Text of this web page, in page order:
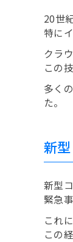
20世
特に
クラ
この
多く
た。
新
新型
緊急
これ
この